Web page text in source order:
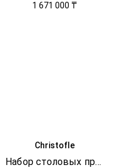
1 671 000 ₸
Christofle
Набор столовых приборов Christofle Mood Precious